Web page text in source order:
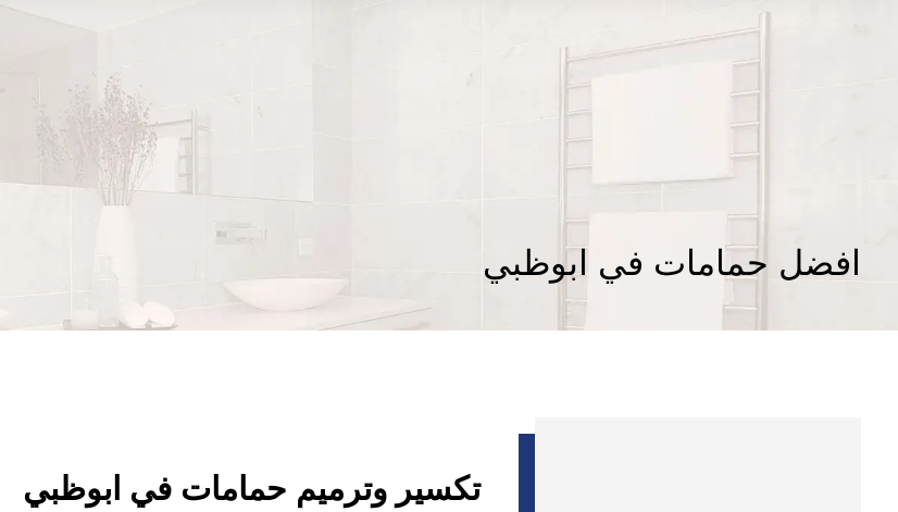
افضل حمامات في ابوظبي
تكسير وترميم حمامات في ابوظبي